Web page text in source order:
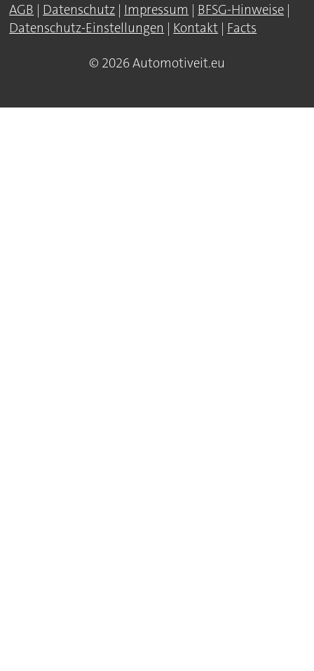
AGB | Datenschutz | Impressum | BFSG-Hinweise |
Datenschutz-Einstellungen | Kontakt | Facts
© 2026 Automotiveit.eu